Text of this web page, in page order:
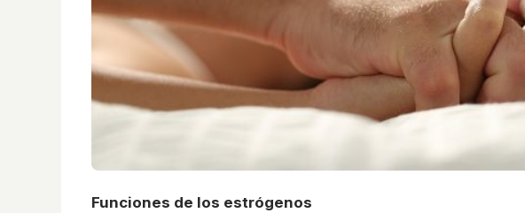
Funciones de los estrógenos